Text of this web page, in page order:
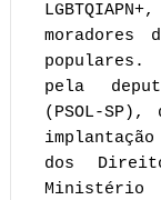
moradores
pela
(PSOL-
dos